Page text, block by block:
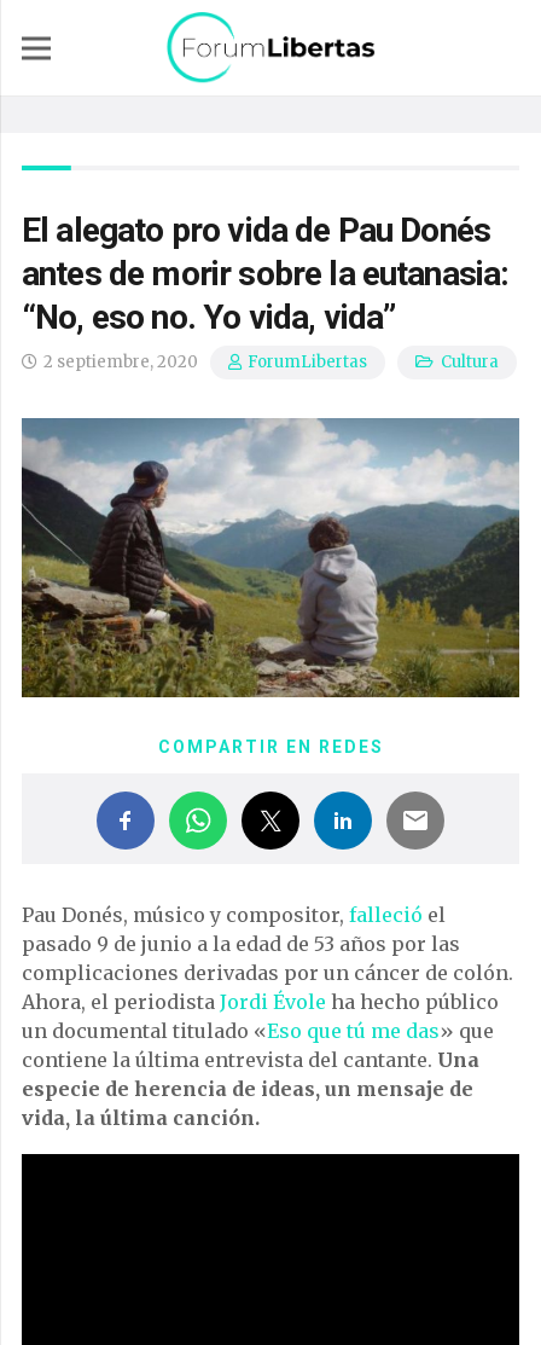
El alegato pro vida de Pau Donés
antes de morir sobre la eutanasia:
“No, eso no. Yo vida, vida”
2 septiembre, 2020 ForumLibertas Cultura
COMPARTIR EN REDES
Pau Donés, músico y compositor, falleció el
pasado 9 de junio a la edad de 53 años por las
complicaciones derivadas por un cáncer de colón.
Ahora, el periodista Jordi Évole ha hecho público
un documental titulado «Eso que tú me das» que
contiene la última entrevista del cantante. Una
especie de herencia de ideas, un mensaje de
vida, la última canción.